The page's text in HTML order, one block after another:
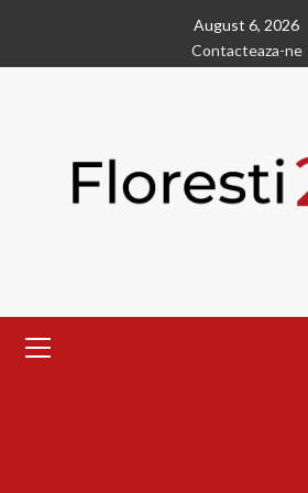
content
August 6, 2026
Contacteaza-ne
Menu